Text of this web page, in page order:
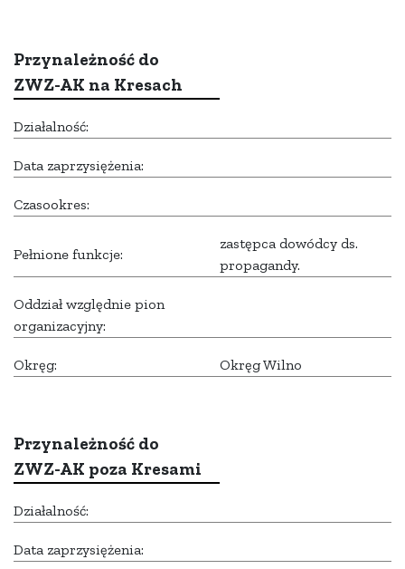
Przynależność do
ZWZ-AK na Kresach
Działalność:
Data zaprzysiężenia:
Czasookres:
Pełnione funkcje:
zastępca dowódcy ds.
propagandy.
Oddział względnie pion
organizacyjny:
Okręg: Okręg Wilno
Przynależność do
ZWZ-AK poza Kresami
Działalność:
Data zaprzysiężenia: